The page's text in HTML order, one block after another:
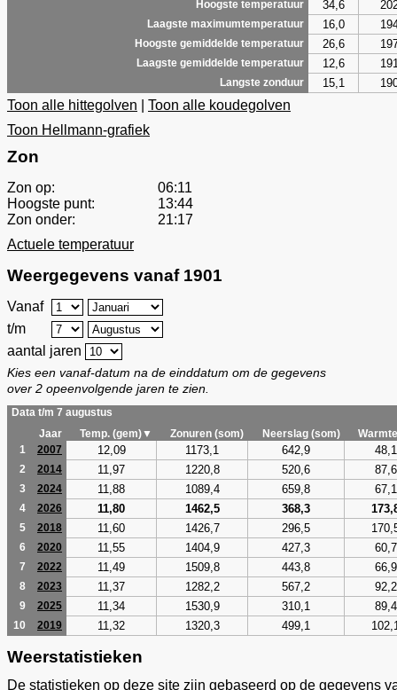
Hoogste temperatuur
34,6
Laagste maximumtemperatuur 16,0
Hoogste gemiddelde temperatuur 26,6
Laagste gemiddelde temperatuur 12,6
Langste zonduur 15,1
Toon alle hittegolven
Toon alle koudegolven
Toon Hellmann-grafiek
Zon
Zon op:
06:11
Hoogste punt:
13:44
Zon onder:
21:17
Actuele temperatuur
Weergegevens vanaf 1901
Vanaf
t/m
aantal jaren
Kies een vanaf-datum na de einddatum om de gegevens
over 2 opeenvolgende jaren te zien.
Data t/m 7 augustus
Jaar
Temp. (gem)▼ Zonuren (som) Neerslag (som)
1
2007 12,09 1173,1 642,9 48,1
2 2014 11,97 1220,8 520,6 87,6
3 2024 11,88 1089,4 659,8 67,1
4 2026 11,80 1462,5 368,3
5 2018 11,60 1426,7 296,5
6 2020 11,55 1404,9 427,3 60,7
7 2022 11,49 1509,8 443,8 66,9
8 2023 11,37 1282,2 567,2 92,2
9 2025 11,34 1530,9 310,1 89,4
10 2019 11,32 1320,3 499,1
Weerstatistieken
De statistieken op deze site zijn gebaseerd op de gegevens